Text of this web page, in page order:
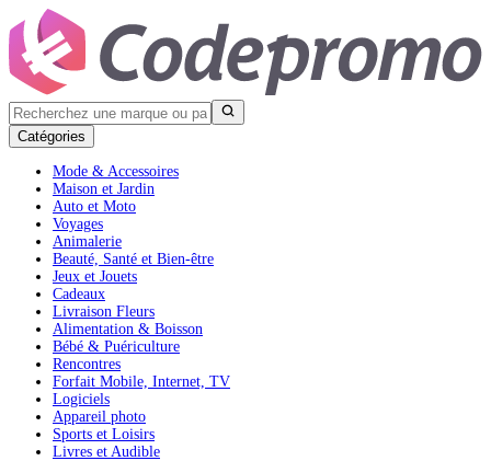
Catégories
Mode & Accessoires
Maison et Jardin
Auto et Moto
Voyages
Animalerie
Beauté, Santé et Bien-être
Jeux et Jouets
Cadeaux
Livraison Fleurs
Alimentation & Boisson
Bébé & Puériculture
Rencontres
Forfait Mobile, Internet, TV
Logiciels
Appareil photo
Sports et Loisirs
Livres et Audible